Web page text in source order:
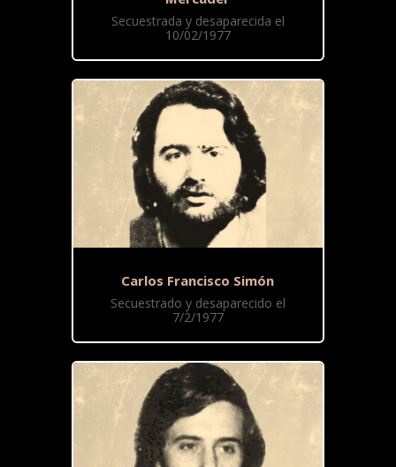
Secuestrada y desaparecida el
10/02/1977
Carlos Francisco Simón
Secuestrado y desaparecido el
7/2/1977